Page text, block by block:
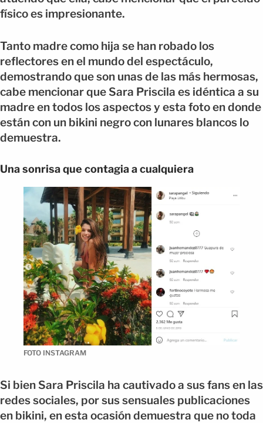
físico es impresionante.
Tanto madre como hija se han robado los
reflectores en el mundo del espectáculo,
demostrando que son unas de las más hermosas,
cabe mencionar que Sara Priscila es idéntica a su
madre en todos los aspectos y esta foto en donde
están con un bikini negro con lunares blancos lo
demuestra.
Una sonrisa que contagia a cualquiera
FOTO INSTAGRAM
Si bien Sara Priscila ha cautivado a sus fans en las
redes sociales, por sus sensuales publicaciones
en bikini, en esta ocasión demuestra que no toda